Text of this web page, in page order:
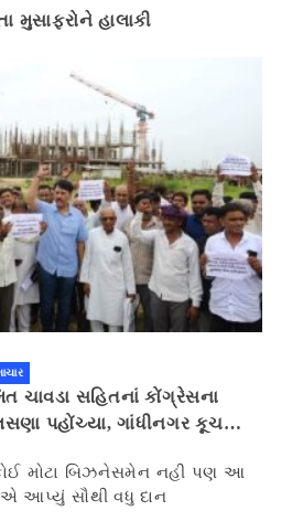
મુસાફરોને હાલાકી
ચાવડા સહિતનાં કોંગ્રેસના
પહોંચ્યા, ગાંધીનગર કૂચ